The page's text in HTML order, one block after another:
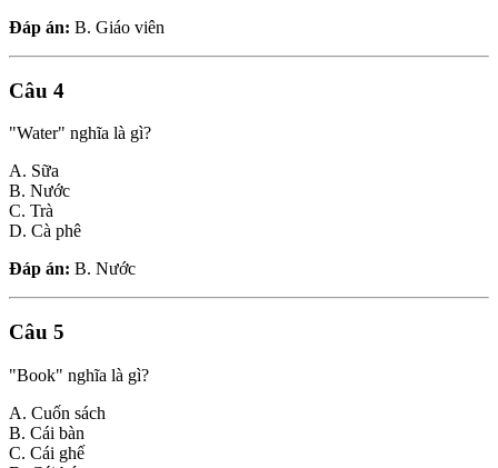
Đáp án: B. Giáo viên
Câu 4
"Water" nghĩa là gì?
A. Sữa
B. Nước
C. Trà
D. Cà phê
Đáp án: B. Nước
Câu 5
"Book" nghĩa là gì?
A. Cuốn sách
B. Cái bàn
C. Cái ghế